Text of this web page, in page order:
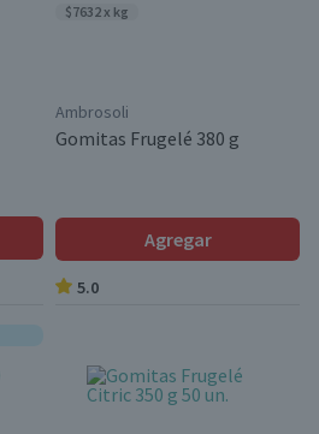
$7632 x kg
Ambrosoli
Gomitas Frugelé 380 g
Agregar
5.0